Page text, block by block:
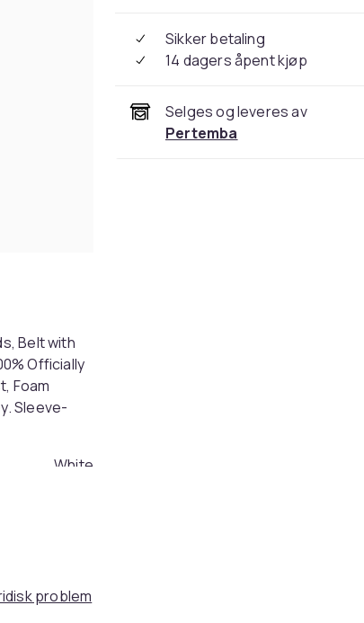
Belt with
Officially
Foam
Sleeve-
White
Sikker betaling
14 dagers åpent kjøp
Selges og leveres av
Pertemba
problem